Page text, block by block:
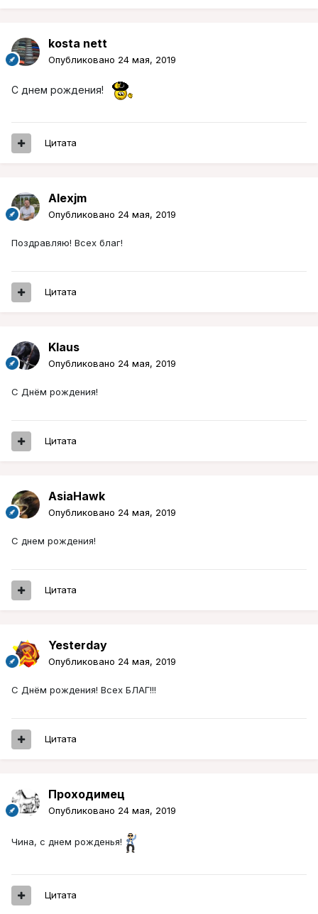
kosta nett
Опубликовано 24 мая, 2019
С днем рождения!
Цитата
Alexjm
Опубликовано 24 мая, 2019
Поздравляю! Всех благ!
Цитата
Klaus
Опубликовано 24 мая, 2019
С Днём рождения!
Цитата
AsiaHawk
Опубликовано 24 мая, 2019
С днем рождения!
Цитата
Yesterday
Опубликовано 24 мая, 2019
С Днём рождения! Всех БЛАГ!!!
Цитата
Проходимец
Опубликовано 24 мая, 2019
Чина, с днем рожденья!
Цитата